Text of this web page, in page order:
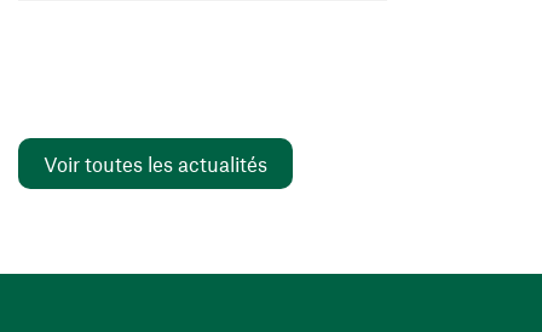
Voir toutes les actualités